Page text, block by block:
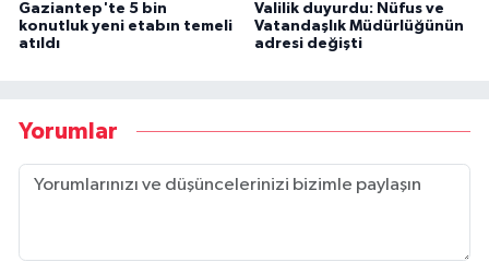
Gaziantep'te 5 bin
konutluk yeni etabın temeli
atıldı
Valilik duyurdu: Nüfus ve
Vatandaşlık Müdürlüğünün
adresi değişti
Yorumlar